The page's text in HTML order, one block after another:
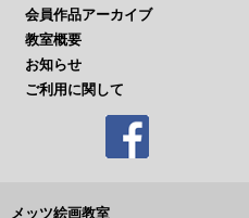
会員作品アーカイブ
教室概要
お知らせ
ご利用に関して
メッツ絵画教室